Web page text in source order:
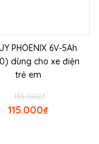
PHOENIX 6V-5Ah
dùng cho xe điện
trẻ em
₫
135.000
₫
115.000